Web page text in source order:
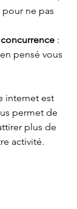
ne pas
:
pensé vous
internet est
permet de
plus de
activité.